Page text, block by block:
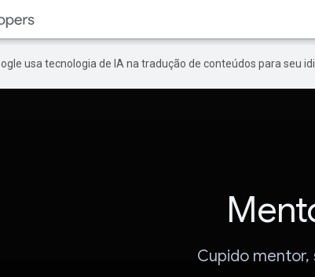
usa tecnologia de IA na tradução de conteúdos para seu
Cupido mentor,